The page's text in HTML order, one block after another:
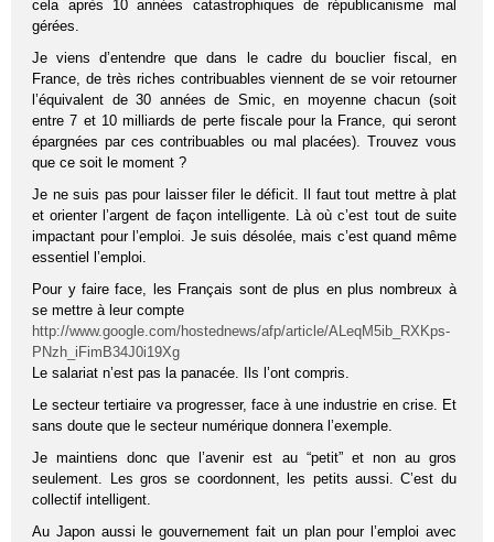
cela après 10 années catastrophiques de républicanisme mal
gérées.
Je viens d’entendre que dans le cadre du bouclier fiscal, en
France, de très riches contribuables viennent de se voir retourner
l’équivalent de 30 années de Smic, en moyenne chacun (soit
entre 7 et 10 milliards de perte fiscale pour la France, qui seront
épargnées par ces contribuables ou mal placées). Trouvez vous
que ce soit le moment ?
Je ne suis pas pour laisser filer le déficit. Il faut tout mettre à plat
et orienter l’argent de façon intelligente. Là où c’est tout de suite
impactant pour l’emploi. Je suis désolée, mais c’est quand même
essentiel l’emploi.
Pour y faire face, les Français sont de plus en plus nombreux à
se mettre à leur compte
http://www.google.com/hostednews/afp/article/ALeqM5ib_RXKps-
PNzh_iFimB34J0i19Xg
Le salariat n’est pas la panacée. Ils l’ont compris.
Le secteur tertiaire va progresser, face à une industrie en crise. Et
sans doute que le secteur numérique donnera l’exemple.
Je maintiens donc que l’avenir est au “petit” et non au gros
seulement. Les gros se coordonnent, les petits aussi. C’est du
collectif intelligent.
Au Japon aussi le gouvernement fait un plan pour l’emploi avec